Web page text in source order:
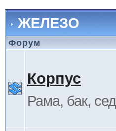
ЖЕЛЕЗО
Форум
Корпус
Рама, бак,